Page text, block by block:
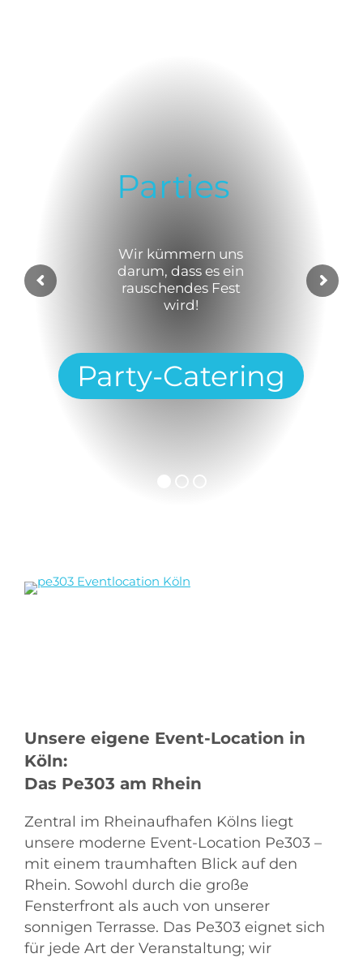
Parties
Party-Catering
Wir kümmern uns
darum, dass es ein
rauschendes Fest
wird!
Unsere eigene Event-Location in
Köln:
Das Pe303 am Rhein
Zentral im Rheinaufhafen Kölns liegt
unsere moderne Event-Location Pe303 –
mit einem traumhaften Blick auf den
Rhein. Sowohl durch die große
Fensterfront als auch von unserer
sonnigen Terrasse. Das Pe303 eignet sich
für jede Art der Veranstaltung; wir